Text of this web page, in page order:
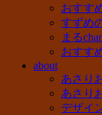
おすす
すずめ
まる
おすす
about
あさり
あさり
デザイ